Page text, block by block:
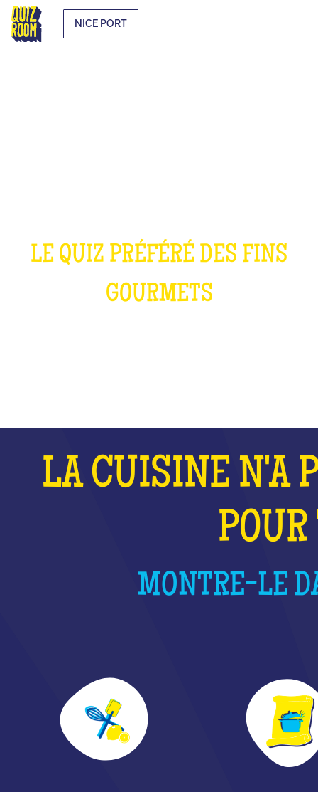
NICE PORT
LE QUIZ PRÉFÉRÉ DES FINS
GOURMETS
LA CUISINE N'A
MONTRE-LE